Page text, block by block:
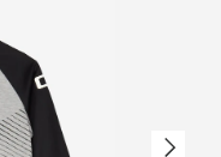
Nächste